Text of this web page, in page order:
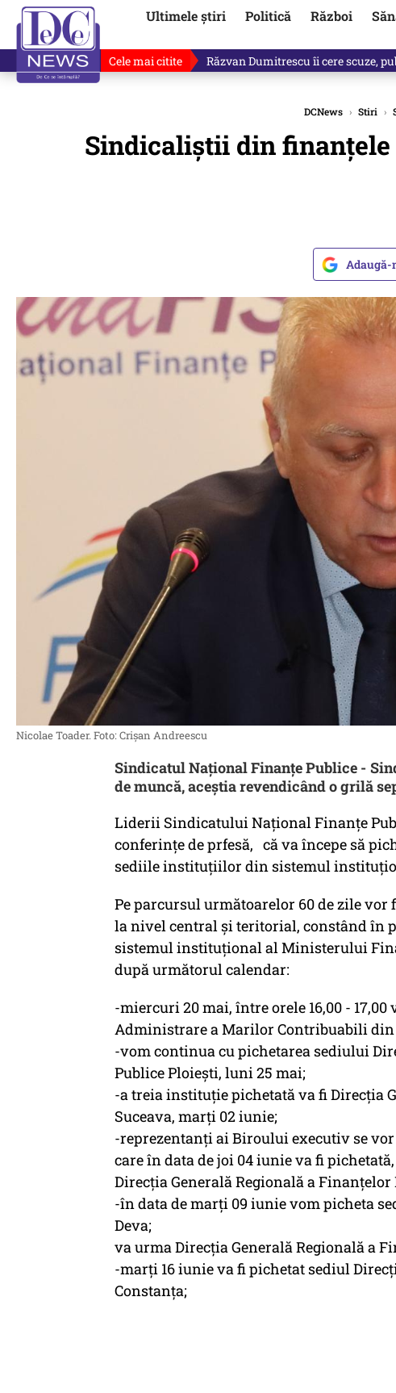
Ultimele știri Politică Război
Cele mai citite „Dacă facem treaba asta, s-a ales
DCNews › Stiri ›
Sindicaliștii din
Adaugă-
Nicolae Toader. Foto: Crișan Andreescu
Sindicatul Național Finanțe Publice -
de muncă, aceștia revendicând o grilă
Liderii Sindicatului Național Finanțe
conferințe de prfesă, că va începe să
sediile instituțiilor din sistemul
Pe parcursul următoarelor 60 de zile
la nivel central și teritorial, constând
sistemul instituțional al Ministerului
după următorul calendar:
-miercuri 20 mai, între orele 16,00 -
Administrare a Marilor Contribuabili din
-vom continua cu pichetarea sediului
Publice Ploiești, luni 25 mai;
-a treia instituție pichetată va fi Direcția
Suceava, marți 02 iunie;
-reprezentanți ai Biroului executiv se
care în data de joi 04 iunie va fi
Direcția Generală Regională a Finanțelor
-în data de marți 09 iunie vom picheta
Deva;
va urma Direcția Generală Regională a
-marți 16 iunie va fi pichetat sediul
Constanța;